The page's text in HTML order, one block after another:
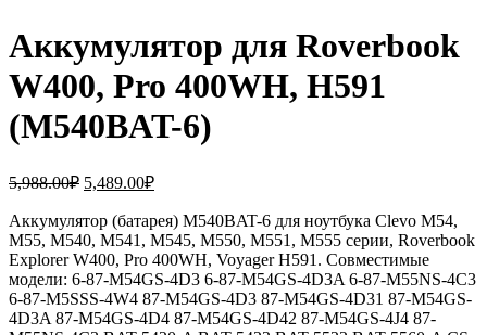
Аккумулятор для Roverbook
W400, Pro 400WH, H591
(M540BAT-6)
5,988.00₽ Первоначальная
составляла
5,988.00₽.
5,489.00₽Текущая
5,489.00₽.
Аккумулятор (батарея) M540BAT-6 для ноутбука Clevo M54,
M55, M540, M541, M545, M550, M551, M555 серии, Roverbook
Explorer W400, Pro 400WH, Voyager H591. Совместимые
модели: 6-87-M54GS-4D3 6-87-M54GS-4D3A 6-87-M55NS-4C3
6-87-M5SSS-4W4 87-M54GS-4D3 87-M54GS-4D31 87-M54GS-
4D3A 87-M54GS-4D4 87-M54GS-4D42 87-M54GS-4J4 87-